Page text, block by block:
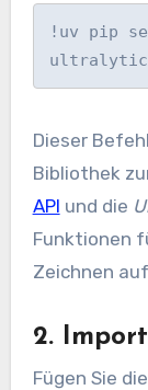
!uv pip
Dieser
Bibliothek
API und die
Funktionen
Zeichnen
2.
Fügen Sie